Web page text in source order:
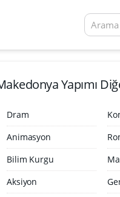
Arama
Yapımı
Dram
Animasyon
Bilim Kurgu
Aksiyon